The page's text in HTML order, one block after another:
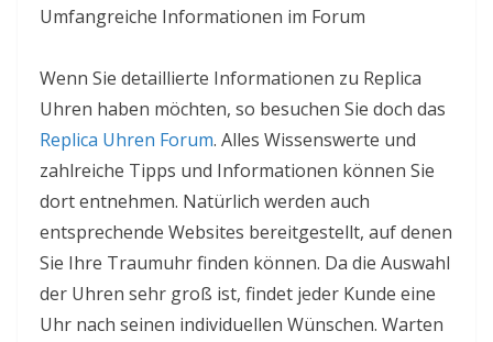
Umfangreiche Informationen im Forum
Wenn Sie detaillierte Informationen zu Replica
Uhren haben möchten, so besuchen Sie doch das
Replica Uhren Forum. Alles Wissenswerte und
zahlreiche Tipps und Informationen können Sie
dort entnehmen. Natürlich werden auch
entsprechende Websites bereitgestellt, auf denen
Sie Ihre Traumuhr finden können. Da die Auswahl
der Uhren sehr groß ist, findet jeder Kunde eine
Uhr nach seinen individuellen Wünschen. Warten